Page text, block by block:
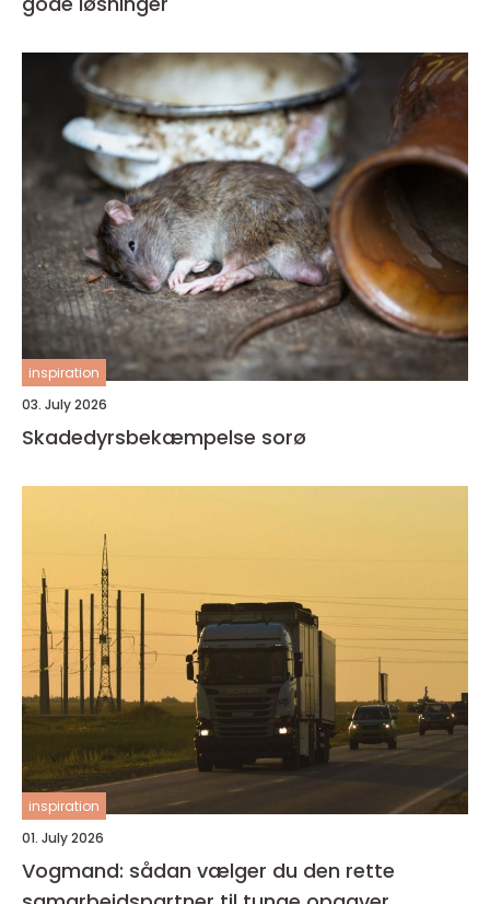
inspiration
03. July 2026
Skadedyrsbekæmpelse sorø
inspiration
01. July 2026
Vogmand: sådan vælger du den rette